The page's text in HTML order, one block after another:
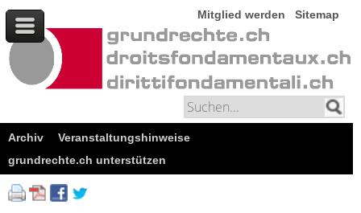
Mitglied werden Sitemap
Archiv
Veranstaltungshinweise
grundrechte.ch unterstützen